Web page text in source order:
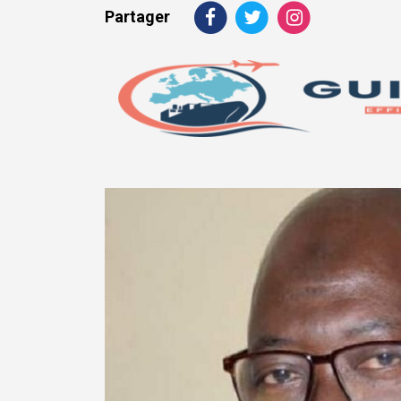
Partager